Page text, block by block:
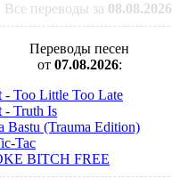
Все переводы за 08.08.2026
Переводы песен
от 07.08.2026:
- Too Little Too Late
- Truth Is
Bastu (Trauma Edition)
Tac
BITCH FREE